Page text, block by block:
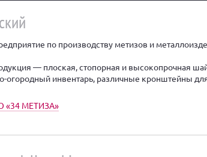
по производству метизов и
— плоская, стопорная и высокопрочная
огородный инвентарь, различные кронштейны
«34 МЕТИЗА»